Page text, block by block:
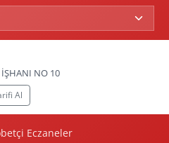
İŞHANI NO 10
Al
Eczaneler